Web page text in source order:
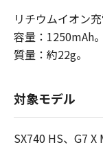
リチウムイオン充
容量：1250mAh。
質量：約22g。
対象モデル
SX740 HS、G7